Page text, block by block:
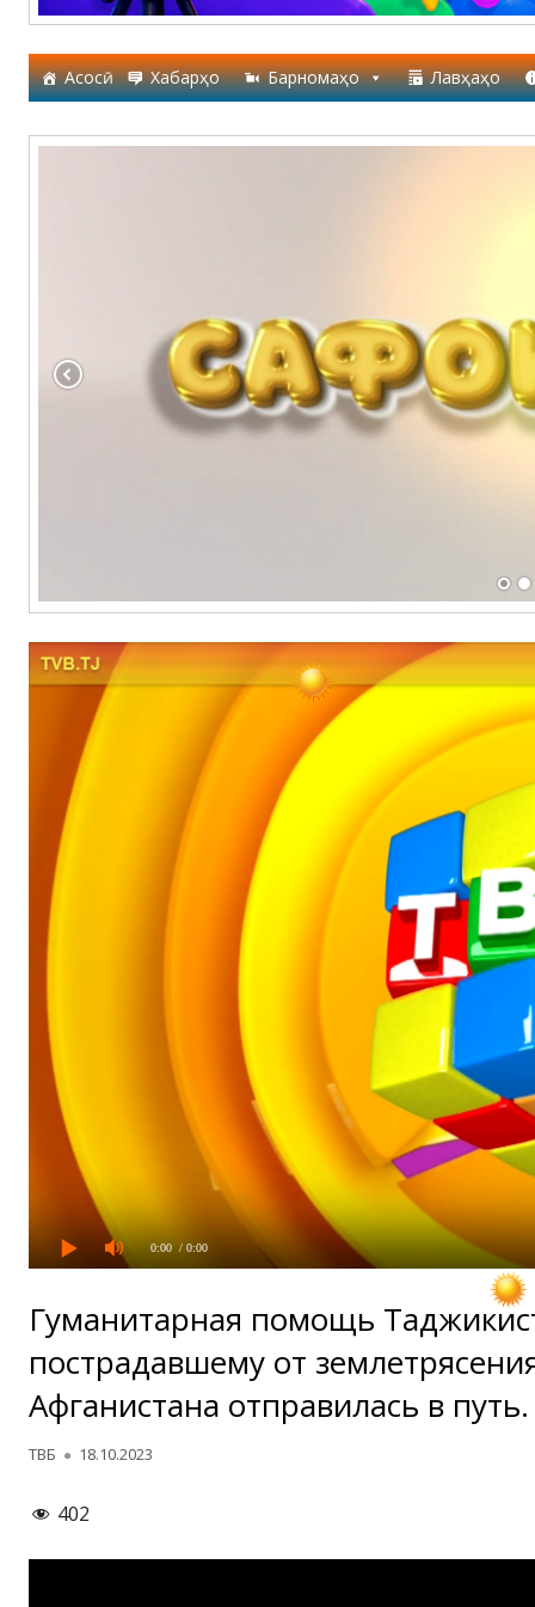
Асосӣ Хабарҳо Барномаҳо Лавҳаҳо
0:00 / 0:00
Гуманитарная помощь
пострадавшему от
Афганистана отправилась в путь.
Автор
ТВБ Опубликовано
18.10.2023
402